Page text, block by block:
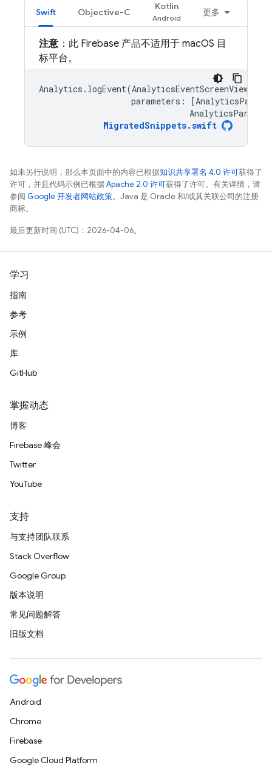
Swift Objective-C
Kotlin
更多
注意：此 Firebase 产品不适用于 macOS 目
标平台。
Analytics . logEvent(AnalyticsEventScreenView
parameters : [
MigratedSnippets.swift
如未另行说明，那么本页面中的内容已根据知识共享署名 4.0 许可获得了
许可，并且代码示例已根据Apache 2.0 许可获得了许可。有关详情，请
参阅 Google 开发者网站政策。Java 是 Oracle 和/或其关联公司的注册
商标。
最后更新时间 (UTC)：2026-04-06。
学习
指南
参考
示例
库
GitHub
掌握动态
博客
Firebase 峰会
Twitter
YouTube
支持
与支持团队联系
Stack Overflow
Google Group
版本说明
常见问题解答
旧版文档
Android
Chrome
Firebase
Google Cloud Platform